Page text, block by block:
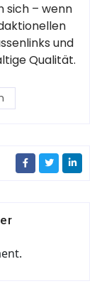
sich – wenn
und
Qualität.